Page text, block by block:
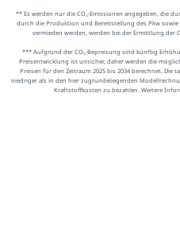
** Es werden nur die CO₂-Emissionen angegeben, die
durch die Produktion und Bereitstellung des Pkw
vermieden werden, werden bei der Ermittlung der
*** Aufgrund der CO₂-Bepreisung sind künftig
Preisentwicklung ist unsicher, daher werden die
Preisen für den Zeitraum 2025 bis 2034 berechnet. Die
niedriger als in den hier zugrundeliegenden
Kraftstoffkosten zu bezahlen. Weitere